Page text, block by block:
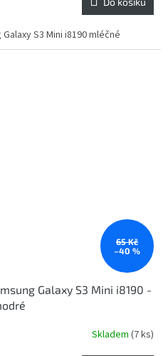
S3 Mini i8190 mléčné
65 Kč
–40 %
Galaxy S3 Mini i8190 -
Skladem (7 ks)